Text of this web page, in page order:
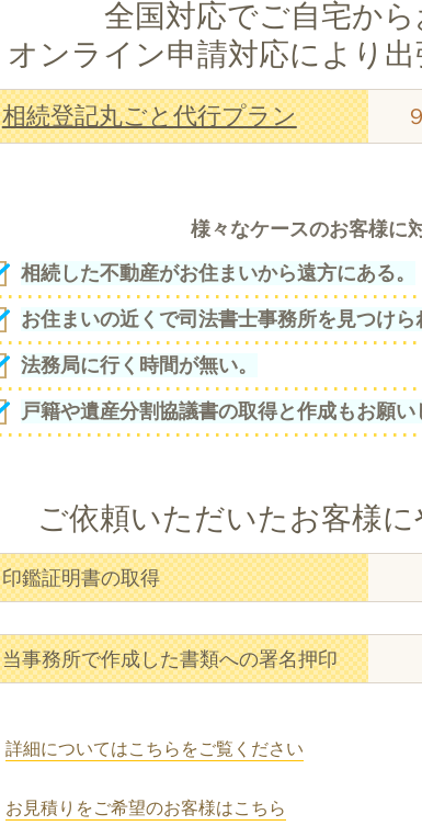
全国対応でご自宅か
オンライン申請対応により
相続登記丸ごと代行プラン
様々なケースのお客様に
相続した不動産がお住まいから遠方にある。
お住まいの近くで司法書士事務所を見つけら
法務局に行く時間が無い。
戸籍や遺産分割協議書の取得と作成もお願い
ご依頼いただいたお客様
印鑑証明書の取得
当事務所で作成した書類への署名押印
詳細についてはこちらをご覧ください
お見積りをご希望のお客様はこちら